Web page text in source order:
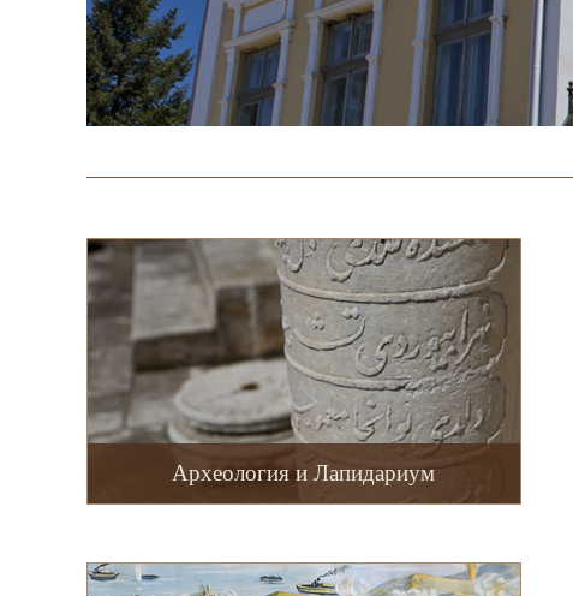
Археология и Лапидариум